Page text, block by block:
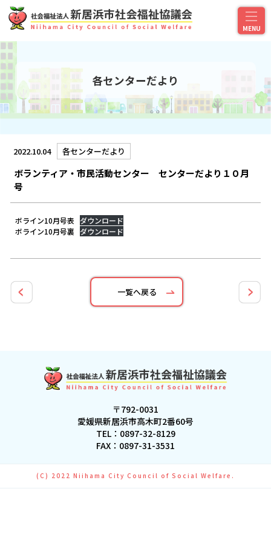
各センターだより
2022.10.04 各センターだより
ボランティア・市民活動センター センターだより１０月
号
ボライン10月号表 ダウンロード
ボライン10月号裏 ダウンロード
一覧へ戻る
〒792-0031
愛媛県新居浜市高木町2番60号
TEL： 0897-32-8129
FAX：0897-31-3531
(C) 2022 Niihama City Council of Social Welfare.